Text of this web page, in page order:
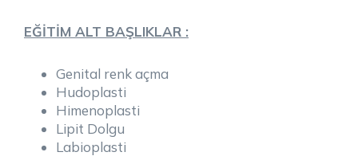
EĞİTİM ALT BAŞLIKLAR :
Genital renk açma
Hudoplasti
Himenoplasti
Lipit Dolgu
Labioplasti